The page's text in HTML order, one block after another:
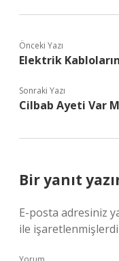
Önceki Yazı
Elektrik
Sonraki Yazı
Cilbab Ayeti Var
Bir yanıt
E-posta adresiniz
ile